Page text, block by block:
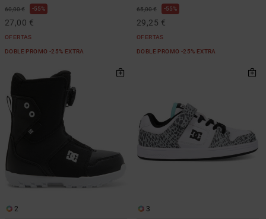
60,00 € 55%
27,00 €
OFERTAS
DOBLE PROMO -25% EXTRA
65,00 € 55%
29,25 €
OFERTAS
DOBLE PROMO -25% EXTRA
2 3